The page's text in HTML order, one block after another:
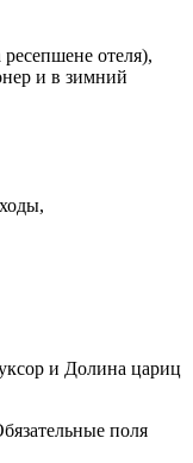
ресепшене отеля),
и в зимний
и Долина цариц
поля